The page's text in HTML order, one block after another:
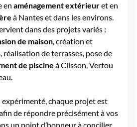
enaménagement extérieuret en
à Nantes et dans les environs.
dans des projets variés :
de maison, création et
, réalisation de terrasses, pose de
de piscine à Clisson, Vertou
chaque projet est
de répondre précisément à vos
un point d’honneur à concilier